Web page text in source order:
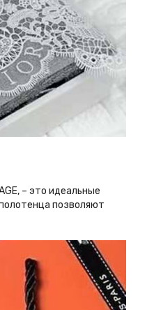
– это идеальные
позволяют